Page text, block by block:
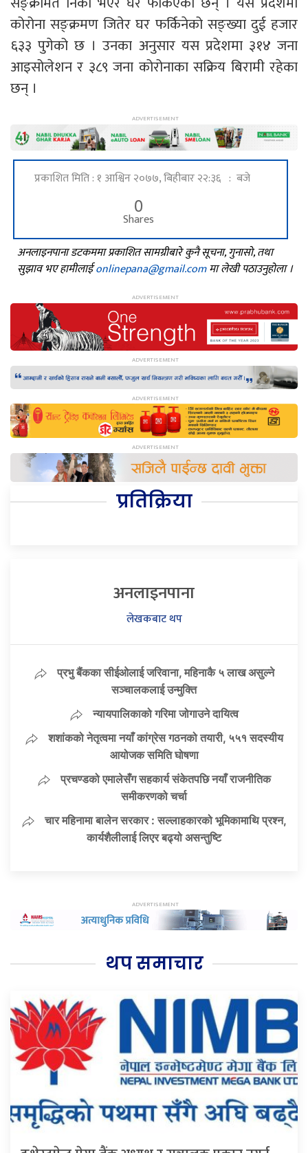
कोरोना सङ्क्रमण जितेर घर फर्किनेको सङ्ख्या दुई हजार
६३३ पुगेको छ । उनका अनुसार यस प्रदेशमा ३१४ जना
आइसोलेशन र ३८९ जना कोरोनाका सक्रिय बिरामी रहेका
छन् ।
प्रकाशित मिति : १ आश्विन २०७७, बिहीबार २२:३६ : बजे
0
Shares
अनलाइनपाना डटकममा प्रकाशित सामग्रीबारे कुनै सूचना, गुनासो, तथा
सुझाव भए हामीलाईonlinepana@gmail.comमा लेखी पठाउनुहोला ।
प्रतिक्रिया
अनलाइनपाना
लेखकबाट थप
प्रभु बैंकका सीईओलाई जरिवाना, महिनाकै ५ लाख असुल्ने
सञ्चालकलाई उन्मुक्ति
न्यायपालिकाको गरिमा जोगाउने दायित्व
शशांकको नेतृत्वमा नयाँ कांग्रेस गठनको तयारी, ५५१ सदस्यीय
आयोजक समिति घोषणा
प्रचण्डको एमालेसँग सहकार्य संकेतपछि नयाँ राजनीतिक
समीकरणको चर्चा
चार महिनामा बालेन सरकार : सल्लाहकारको भूमिकामाथि प्रश्न,
कार्यशैलीलाई लिएर बढ्यो असन्तुष्टि
थप समाचार